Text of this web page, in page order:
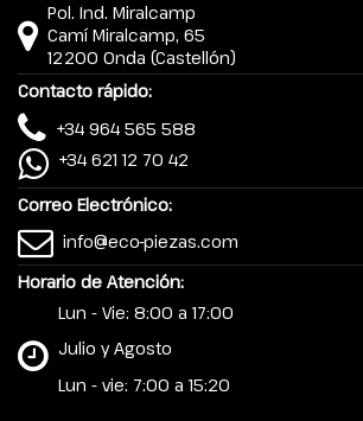
Pol. Ind. Miralcamp
Camí Miralcamp, 65
12200 Onda (Castellón)
Contacto rápido:
+34 964 565 588
+34 621 12 70 42
Correo Electrónico:
info@eco-piezas.com
Horario de Atención:
Lun - Vie: 8:00 a 17:00
Julio y Agosto
Lun - vie: 7:00 a 15:20